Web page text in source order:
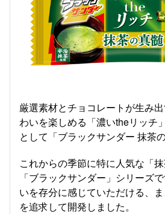
厳選素材とチョコレートが生み
わいを楽しめる「濃いtheリッチ
として「ブラックサンダー 抹茶
これからの季節に特に人気な「
「ブラックサンダー」シリーズ
いを存分に感じていただける、ま
を追求して開発しました。